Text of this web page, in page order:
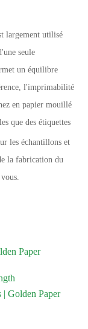
largement utilisé
seule
un équilibre
l'imprimabilité
en papier mouillé
que des étiquettes
les échantillons et
la fabrication du
Paper
| Golden Paper